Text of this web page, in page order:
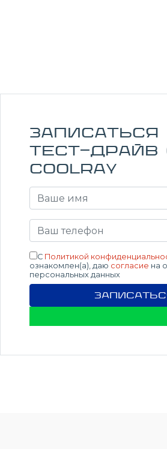
Записаться
тест-драйв
Coolray
С Политикой
ознакомлен(а), даю согласие на
персональных данных